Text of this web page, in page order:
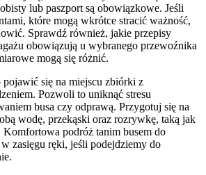
lub paszport są obowiązkowe. Jeśli
które mogą wkrótce stracić ważność,
Sprawdź również, jakie przepisy
obowiązują u wybranego przewoźnika
mogą się różnić.
się na miejscu zbiórki z
Pozwoli to uniknąć stresu
busa czy odprawą. Przygotuj się na
wodę, przekąski oraz rozrywkę, taką jak
Komfortowa podróż tanim busem do
zasięgu ręki, jeśli podejdziemy do